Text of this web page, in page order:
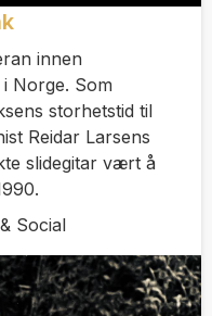
innen
Norge. Som
storhetstid til
Reidar Larsens
slidegitar vært å
Social